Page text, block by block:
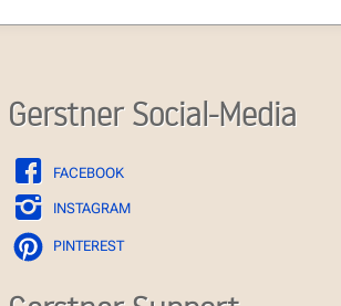
Gerstner Social-Media
FACEBOOK
INSTAGRAM
PINTEREST